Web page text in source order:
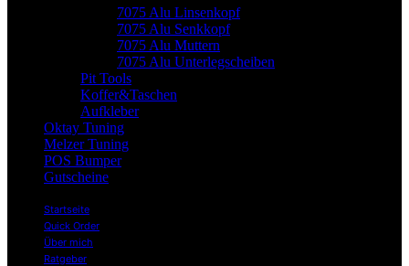
7075 Alu Linsenkopf
7075 Alu Senkkopf
7075 Alu Muttern
7075 Alu Unterlegscheiben
Pit Tools
Koffer&Taschen
Aufkleber
Oktay Tuning
Melzer Tuning
POS Bumper
Gutscheine
Startseite
Quick Order
Über mich
Ratgeber